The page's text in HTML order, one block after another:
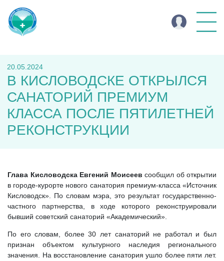
20.05.2024
В КИСЛОВОДСКЕ ОТКРЫЛСЯ
САНАТОРИЙ ПРЕМИУМ
КЛАССА ПОСЛЕ ПЯТИЛЕТНЕЙ
РЕКОНСТРУКЦИИ
Глава Кисловодска Евгений Моисеев сообщил об открытии
в городе-курорте нового санатория премиум-класса «Источник
Кисловодск». По словам мэра, это результат государственно-
частного партнерства, в ходе которого реконструировали
бывший советский санаторий «Академический».
По его словам, более 30 лет санаторий не работал и был
признан объектом культурного наследия регионального
значения. На восстановление санатория ушло более пяти лет.